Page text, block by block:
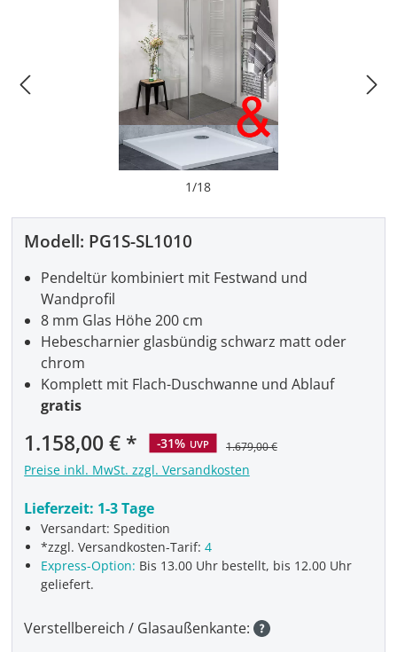
1/18
Modell: PG1S-SL1010
Verkaufspreis:
1.158,00 € -31% UVP 1.679,00 €
Preise inkl. MwSt. zzgl. Versandkosten
Lieferzeit: 1-3 Tage
Versandart: Spedition
*zzgl. Versandkosten-Tarif:4
Express-Option: Bis 13.00 Uhr bestellt, bis 12.00 Uhr
geliefert.
Pendeltür kombiniert mit Festwand und
Wandprofil
8 mm Glas Höhe 200 cm
Hebescharnier glasbündig schwarz matt oder
chrom
Komplett mit Flach-Duschwanne und Ablauf
gratis
Verstellbereich / Glasaußenkante: